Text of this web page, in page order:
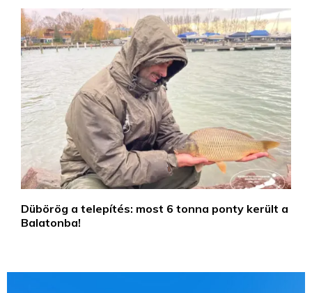
Dübörög a telepítés: most 6 tonna ponty került a
Balatonba!